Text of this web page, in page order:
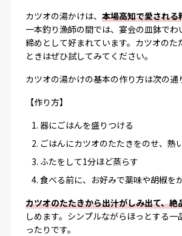
カツオの湯かけは、 本場高知で愛される
一本釣り漁師の間では、宴会の皿鉢でわ
締めとして好まれています。カツオのた
ときはぜひ試してみてください。
カツオの湯かけの基本の作り方は次の通
【作り方】
器にごはんを盛りつける
ごはんにカツオのたたきをのせ、熱
ふたをして1分ほど蒸らす
食べる前に、お好みで薬味や胡椒を
カツオのたたきから出汁がしみ出て、絶
しめます。シンプルながらほっとする一
ったりです。